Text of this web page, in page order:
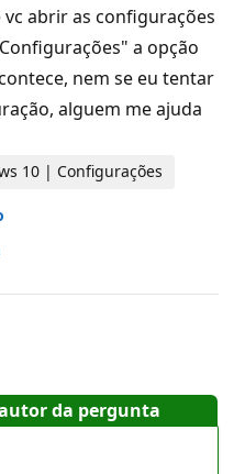
abrir as configurações
a opção
nem se eu tentar
alguem me ajuda
10 | Configurações
da pergunta